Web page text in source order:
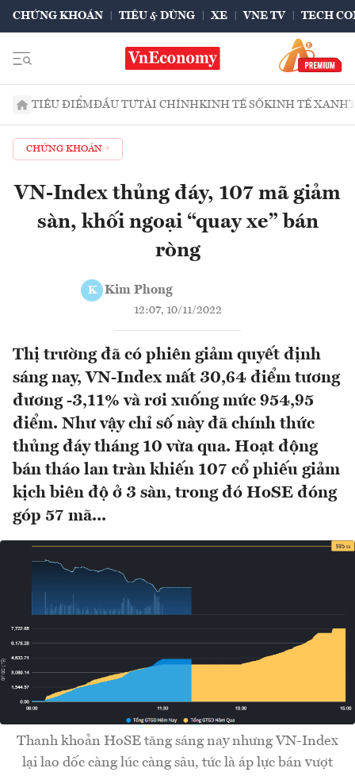
CHỨNG KHOÁN TIÊU & DÙNG XE VNE TV TECH
TIÊU ĐIỂMĐẦU TƯTÀI CHÍNHKINH TẾ SỐKINH TẾ XANH
CHỨNG KHOÁN
VN-Index thủng đáy, 107 mã giảm
sàn, khối ngoại “quay xe” bán
ròng
K Kim Phong
12:07, 10/11/2022
Thị trường đã có phiên giảm quyết định
sáng nay, VN-Index mất 30,64 điểm tương
đương -3,11% và rơi xuống mức 954,95
điểm. Như vậy chỉ số này đã chính thức
thủng đáy tháng 10 vừa qua. Hoạt động
bán tháo lan tràn khiến 107 cổ phiếu giảm
kịch biên độ ở 3 sàn, trong đó HoSE đóng
góp 57 mã...
Thanh khoản HoSE tăng sáng nay nhưng VN-Index
lại lao dốc càng lúc càng sâu, tức là áp lực bán vượt